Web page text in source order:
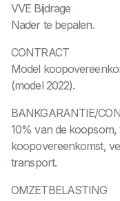
VVE Bijdrage
Nader te bepalen.
CONTRACT
Model
(model 2022).
BANKGARANTIE/
10% van de koopsom,
koopovereenkomst,
transport.
OMZETBELASTING